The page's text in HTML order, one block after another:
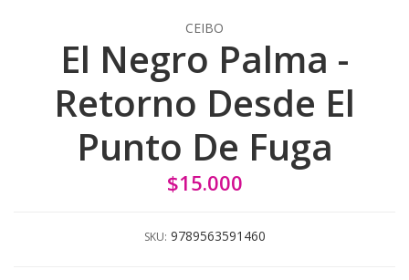
CEIBO
El Negro Palma -
Retorno Desde El
Punto De Fuga
$15.000
SKU: 9789563591460